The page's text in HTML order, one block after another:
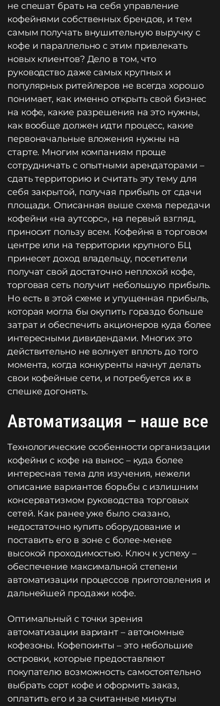
не спешат брать на себя управление
кофейнями собственных брендов, и тем
самым получать внушительную выручку с
кофе и параллельно с этим привлекать
новых клиентов? Дело в том, что
руководство даже самых крупных и
популярных ритейлеров не всегда хорошо
понимает, как именно открыть свой бизнес
на кофе, какие разрешения на это нужны,
как вообще должен идти процесс, какие
первоначальные вложения нужны на
старте. Многим компаниям проще
сотрудничать с опытными арендаторами –
сдать территорию и считать эту тему для
себя закрытой, получая прибыль от сдачи
площади. Описанная выше схема передачи
кофейни «на аутсорс», на первый взгляд,
приносит пользу всем. Кофейня в торговом
центре или на территории крупного БЦ
принесет доход владельцу, посетители
получат свой достаточно неплохой кофе,
торговая сеть получит небольшую прибыль.
Но есть в этой схеме и упущенная прибыль,
которая могла бы окупить гораздо больше
затрат и обеспечить акционеров куда более
интересными дивидендами. Многих это
действительно не волнует вплоть до того
момента, когда конкуренты начнут делать
свои кофейные сети, и потребуется их в
спешке догонять.
Автоматизация – наше все
Технологические особенности организации
кофейни с кофе на вынос – куда более
интересная тема для изучения, нежели
описание вариантов борьбы с излишним
консерватизмом руководства торговых
сетей. Как ранее уже было сказано,
недостаточно купить оборудование и
поставить его в зоне с более-менее
высокой проходимостью. Ключ к успеху –
обеспечение максимальной степени
автоматизации процессов приготовления и
дальнейшей продажи кофе.
Оптимальный с точки зрения
автоматизации вариант – автономные
кофезоны. Кофепоинты – это небольшие
островки, которые предоставляют
покупателю возможность самостоятельно
выбрать сорт кофе и оформить заказ,
оплатить его и за считанные минуты